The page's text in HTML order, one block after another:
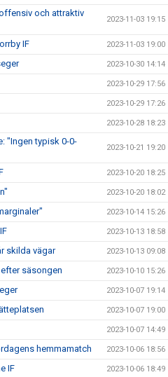
och attraktiv
2023-11-03 19:15
IF 2023-11-03 19:00
2023-10-30 14:14
2023-10-29 17:56
2023-10-29 17:26
2023-10-28 18:23
"Ingen typisk 0-0-
2023-10-21 19:20
2023-10-20 18:25
2023-10-20 18:02
2023-10-14 15:26
2023-10-13 18:58
skilda vägar 2023-10-13 09:08
säsongen 2023-10-10 15:26
2023-10-07 19:14
2023-10-07 19:00
2023-10-07 14:49
hemmamatch 2023-10-06 18:56
IF 2023-10-06 18:49